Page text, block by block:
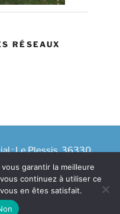
RÉSEAUX
: Le Plessis, 36330
& Design :
garantir la meilleure
continuez à utiliser ce
en êtes satisfait.